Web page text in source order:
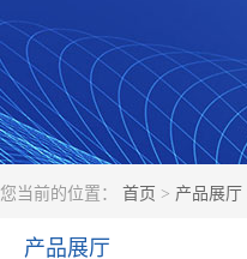
您当前的位置： 首页 > 产品展厅
产品展厅